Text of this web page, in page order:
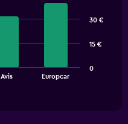
Avis Europcar
0
15 €
30 €